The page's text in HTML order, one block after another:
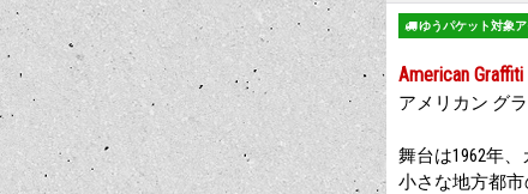
ゆうパケット対象ア
American
アメリカン グ
舞台は1962年、
小さな地方都市